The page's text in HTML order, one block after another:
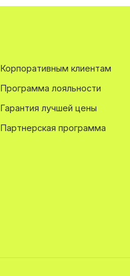
Корпоративным клиентам
Программа лояльности
Гарантия лучшей цены
Партнерская программа